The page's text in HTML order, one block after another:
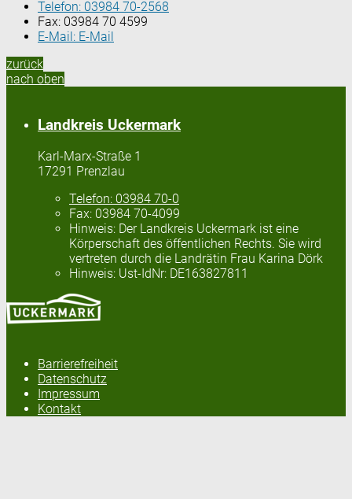
Telefon: 03984 70-2568
Fax: 03984 70 4599
E-Mail: E-Mail
zurück
nach oben
Landkreis Uckermark
Karl-Marx-Straße 1
17291 Prenzlau
Telefon: 03984 70-0
Fax: 03984 70-4099
Hinweis: Der Landkreis Uckermark ist eine
Körperschaft des öffentlichen Rechts. Sie wird
vertreten durch die Landrätin Frau Karina Dörk
Hinweis: Ust-IdNr: DE163827811
Barrierefreiheit
Datenschutz
Impressum
Kontakt